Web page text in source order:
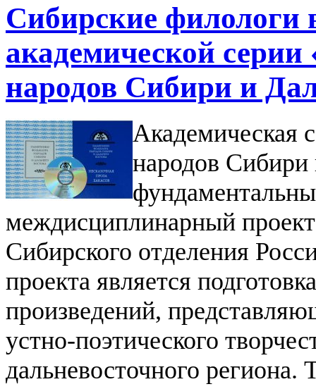
Сибирские филологи
академической
народов Сибири и
Академическая
народов Сибири
междисциплинарный
Сибирского отделения
проекта является
произведений,
устно-поэтического
дальневосточного